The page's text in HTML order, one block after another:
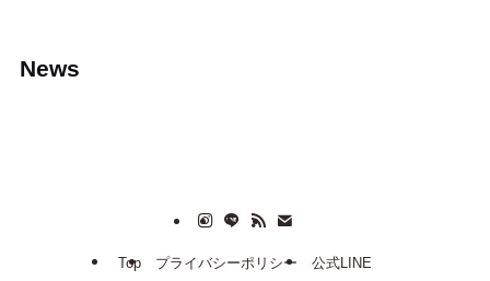
News
Top プライバシーポリシー 公式LINE